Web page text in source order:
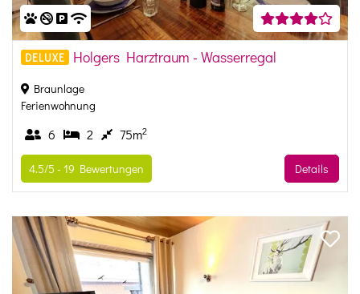
DELUXE Holgers Harztraum - Wasserregal
Braunlage
Ferienwohnung
6 2 75m2
Details
4.5/5 - 19 Bewertungen